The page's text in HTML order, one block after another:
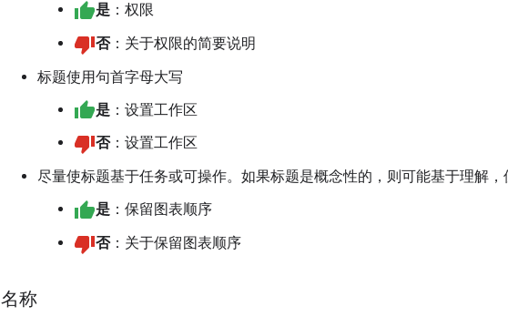
是 ：权限
否：关于权限的简要说明
标题使用句首字母大写
是 ：设置工作区
否：设置工作区
尽量使标题基于任务或可操作。如果标题是概念性的，则可能基于理解，
是 ：保留图表顺序
否：关于保留图表顺序
名称